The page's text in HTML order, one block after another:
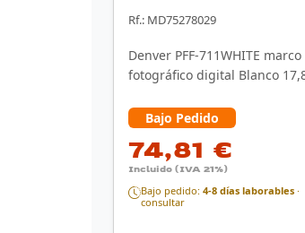
Rf.: MD75278029
Denver PFF-711WHITE marco
fotográfico digital Blanco
Bajo Pedido
74,81 €
Incluido (IVA 21%)
Bajo pedido: 4-8 días laborables ·
consultar